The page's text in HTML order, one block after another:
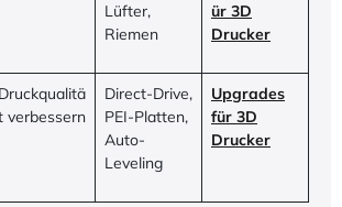
Lüfter,
Riemen
ür 3D
Drucker
Druckqualitä
verbessern
Direct-Drive,
PEI-Platten,
Auto-
Leveling
Upgrades
für 3D
Drucker